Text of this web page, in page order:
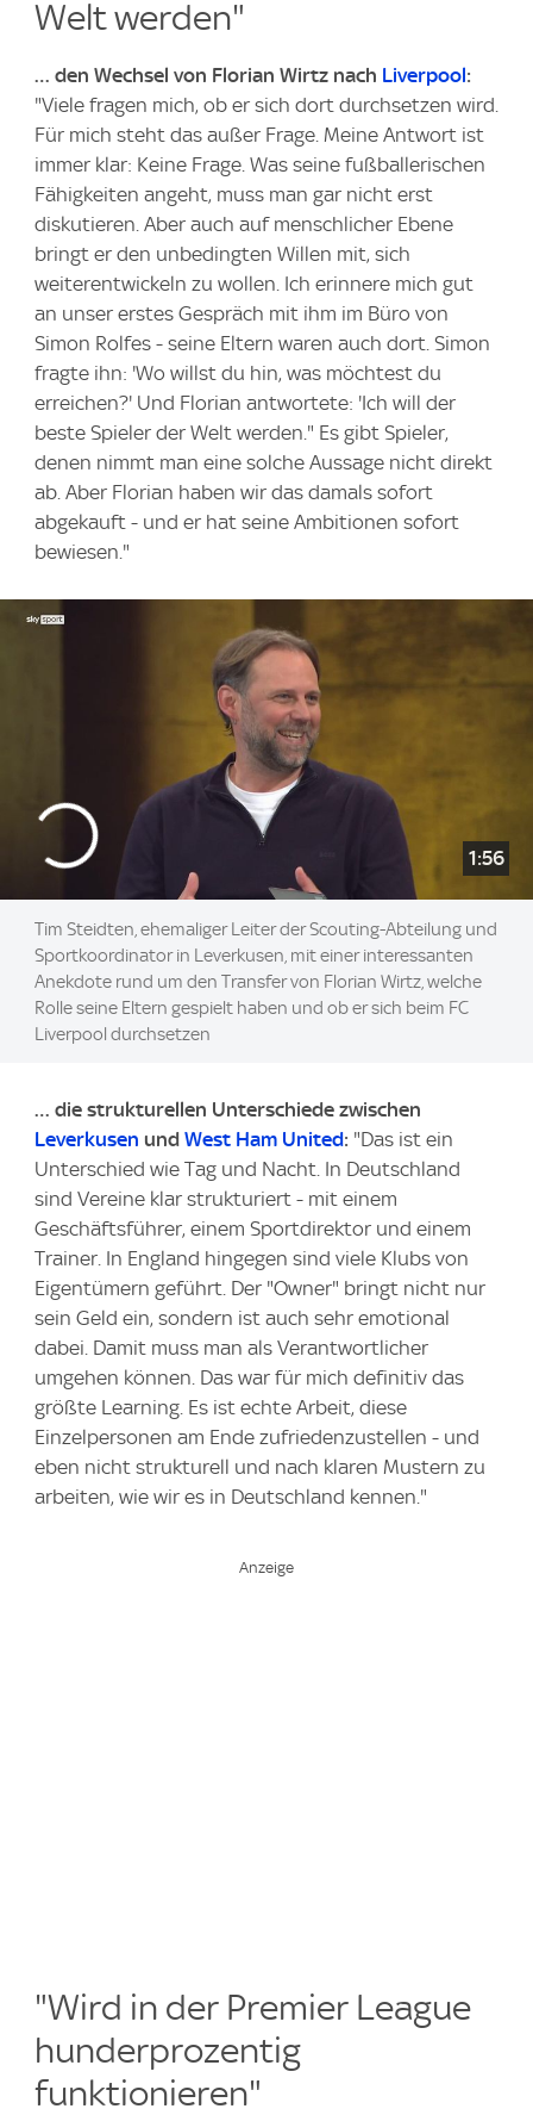
Welt werden"
… den Wechsel von Florian Wirtz nach Liverpool:
"Viele fragen mich, ob er sich dort durchsetzen wird.
Für mich steht das außer Frage. Meine Antwort ist
immer klar: Keine Frage. Was seine fußballerischen
Fähigkeiten angeht, muss man gar nicht erst
diskutieren. Aber auch auf menschlicher Ebene
bringt er den unbedingten Willen mit, sich
weiterentwickeln zu wollen. Ich erinnere mich gut
an unser erstes Gespräch mit ihm im Büro von
Simon Rolfes - seine Eltern waren auch dort. Simon
fragte ihn: 'Wo willst du hin, was möchtest du
erreichen?' Und Florian antwortete: 'Ich will der
beste Spieler der Welt werden." Es gibt Spieler,
denen nimmt man eine solche Aussage nicht direkt
ab. Aber Florian haben wir das damals sofort
abgekauft - und er hat seine Ambitionen sofort
bewiesen."
1:56
Tim Steidten, ehemaliger Leiter der Scouting-Abteilung und
Sportkoordinator in Leverkusen, mit einer interessanten
Anekdote rund um den Transfer von Florian Wirtz, welche
Rolle seine Eltern gespielt haben und ob er sich beim FC
Liverpool durchsetzen
… die strukturellen Unterschiede zwischen
Leverkusen und West Ham United: "Das ist ein
Unterschied wie Tag und Nacht. In Deutschland
sind Vereine klar strukturiert - mit einem
Geschäftsführer, einem Sportdirektor und einem
Trainer. In England hingegen sind viele Klubs von
Eigentümern geführt. Der "Owner" bringt nicht nur
sein Geld ein, sondern ist auch sehr emotional
dabei. Damit muss man als Verantwortlicher
umgehen können. Das war für mich definitiv das
größte Learning. Es ist echte Arbeit, diese
Einzelpersonen am Ende zufriedenzustellen - und
eben nicht strukturell und nach klaren Mustern zu
arbeiten, wie wir es in Deutschland kennen."
"Wird in der Premier League
hunderprozentig
funktionieren"